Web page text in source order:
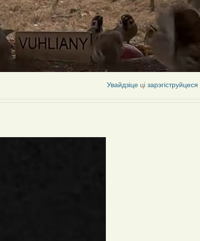
Увайдзіце цізарэгіструйцеся